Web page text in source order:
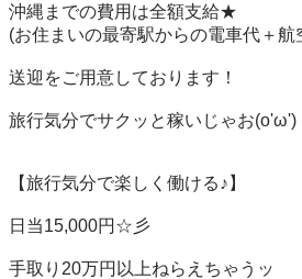
沖縄までの費用は全額支給★
(お住まいの最寄駅からの電車代＋航
送迎をご用意しております！
旅行気分でサクッと稼いじゃお(o'ω')
【旅行気分で楽しく働ける♪】
日当15,000円☆彡
手取り20万円以上ねらえちゃうッ